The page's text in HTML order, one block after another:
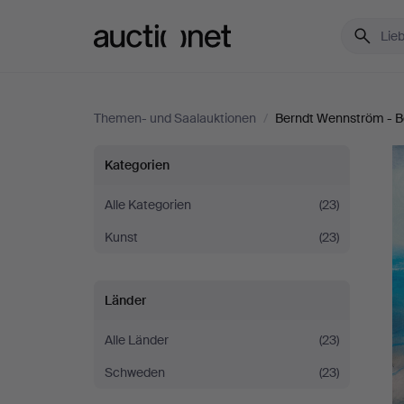
Themen- und Saalauktionen / Berndt Wennström -
Berndt
Wennström
Between
city
and
Kategorien
Alle Kategorien
(23)
Kunst
(23)
Länder
Alle Länder
(23)
Schweden
(23)